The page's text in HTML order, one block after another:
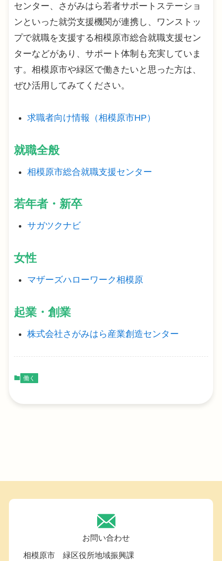
センター、さがみはら若者サポートステーショ
ンといった就労支援機関が連携し、ワンストッ
プで就職を支援する相模原市総合就職支援セン
ターなどがあり、サポート体制も充実していま
す。相模原市や緑区で働きたいと思った方は、
ぜひ活用してみてください。
求職者向け情報（相模原市HP）
就職全般
相模原市総合就職支援センター
若年者・新卒
サガツクナビ
女性
マザーズハローワーク相模原
起業・創業
株式会社さがみはら産業創造センター
働く
お問い合わせ
相模原市 緑区役所地域振興課